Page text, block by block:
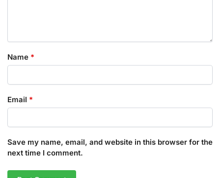
Name *
Email *
Save my name, email, and website in this browser for the
next time I comment.